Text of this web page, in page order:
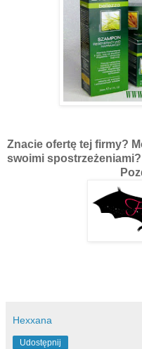
Znacie ofertę tej firmy?
swoimi
Hexxana
Udostępnij